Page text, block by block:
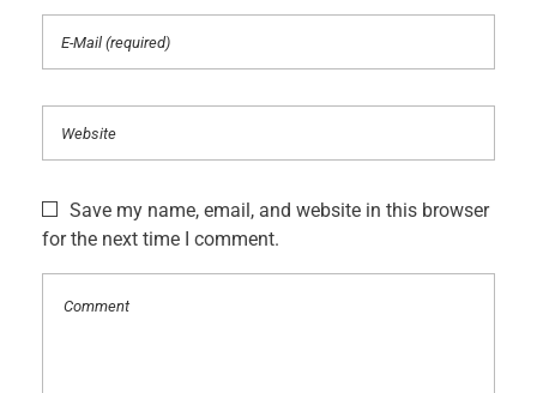
Save my name, email, and website in this browser
for the next time I comment.